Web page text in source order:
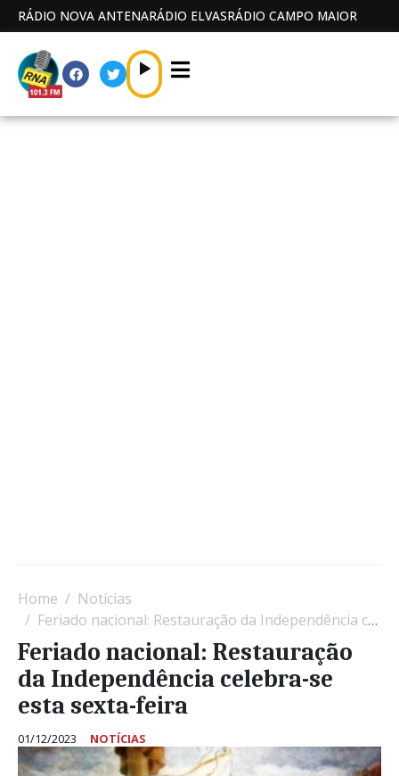
RÁDIO NOVA ANTENARÁDIO ELVASRÁDIO CAMPO MAIOR
Home
Notícias
Feriado nacional: Restauração da Independência celebra-se esta sexta-feira
Feriado nacional: Restauração
da Independência celebra-se
esta sexta-feira
01/12/2023 NOTÍCIAS